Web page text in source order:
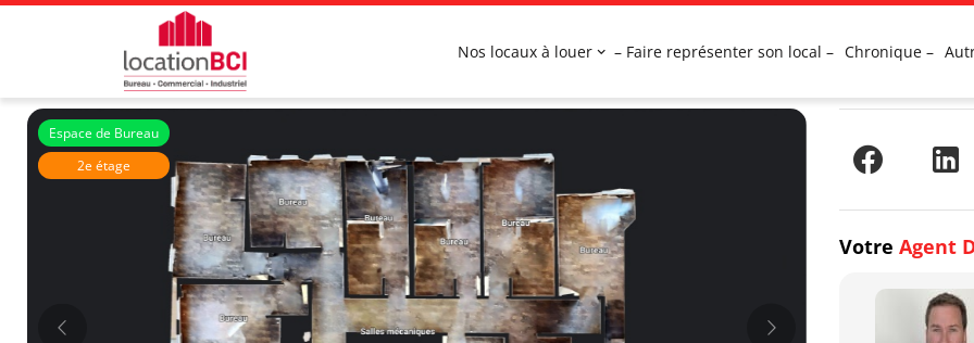
Nos locaux à louer – Faire représenter son local – Chronique –
Espace de Bureau
2e étage
Votre Agent